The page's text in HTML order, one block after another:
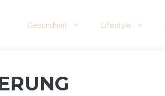
Gesundheit Lifestyle